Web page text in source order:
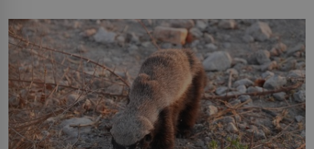
nesmírně dobře zachovalá, přičítají odborníci zdejším
klimatickým podmínkám. Sucho, prosolené písky a extrémně